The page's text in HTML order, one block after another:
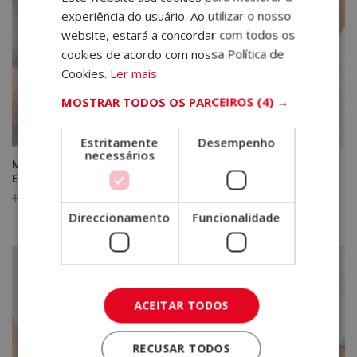
Mestrado em Tratamentos Faciais – Selo de Notário
Europeu –
1.920,00
preço
480,00€
preço
atual
é:
experiência do usuário. Ao utilizar o nosso
website, estará a concordar com todos os
cookies de acordo com nossa Política de
Cookies. Ler mais
MOSTRAR TODOS OS PARCEIROS (4) →
Estritamente
necessários
Desempenho
Direccionamento Funcionalidade
ACEITAR TODOS
RECUSAR TODOS